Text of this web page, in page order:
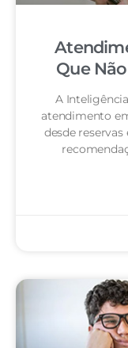
Que
A
atendimento
desde